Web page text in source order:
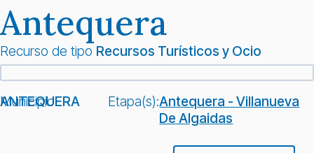
Antequera
Recurso de tipo Recursos Turísticos y Ocio
Municipio:
ANTEQUERA Etapa(s):Antequera - Villanueva
De Algaidas